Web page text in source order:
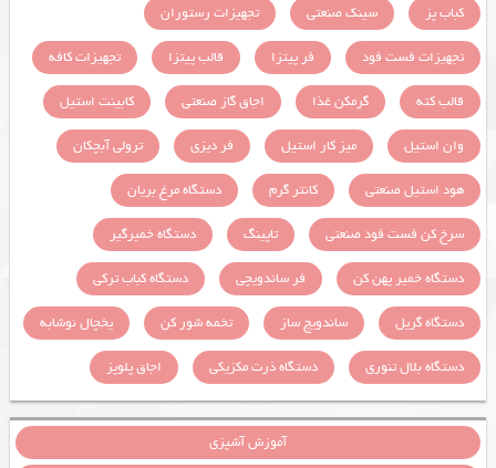
کباب پز سینک صنعتی
تجهیزات رستوران
تجهیزات فست فود
فر پیتزا قالب پیتزا
تجهیزات کافه
قالب کته
گرمکن غذا اجاق گاز صنعتی
کابینت استیل
وان استیل
میز کار استیل فر دیزی
ترولی آبچکان
هود استیل صنعتی
کانتر گرم
دستگاه مرغ بریان
سرخ کن فست فود صنعتی
تاپینگ
دستگاه خمیرگیر
دستگاه خمیر پهن کن
فر ساندویچی
دستگاه کباب ترکی
دستگاه گریل
ساندویچ ساز تخمه شور کن
یخچال نوشابه
دستگاه بلال تنوری
دستگاه ذرت مکزیکی اجاق پلوپز
آموزش آشپزی